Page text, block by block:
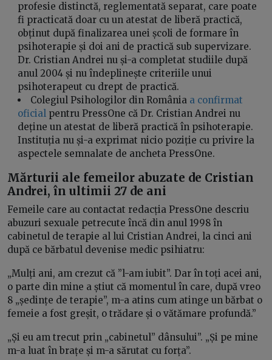
profesie distinctă, reglementată separat, care poate
fi practicată doar cu un atestat de liberă practică,
obținut după finalizarea unei școli de formare în
psihoterapie și doi ani de practică sub supervizare.
Dr. Cristian Andrei nu și-a completat studiile după
anul 2004 și nu îndeplinește criteriile unui
psihoterapeut cu drept de practică.
Colegiul Psihologilor din România a confirmat
oficial pentru PressOne că Dr. Cristian Andrei nu
deține un atestat de liberă practică în psihoterapie.
Instituția nu și-a exprimat nicio poziție cu privire la
aspectele semnalate de ancheta PressOne.
Mărturii ale femeilor abuzate de Cristian
Andrei, în ultimii 27 de ani
Femeile care au contactat redacția PressOne descriu
abuzuri sexuale petrecute încă din anul 1998 în
cabinetul de terapie al lui Cristian Andrei, la cinci ani
după ce bărbatul devenise medic psihiatru:
„Mulți ani, am crezut că ”l-am iubit”. Dar în toți acei ani,
o parte din mine a știut că momentul în care, după vreo
8 „ședințe de terapie”, m-a atins cum atinge un bărbat o
femeie a fost greșit, o trădare și o vătămare profundă.”
„Și eu am trecut prin „cabinetul” dânsului”. „Și pe mine
m-a luat în brațe și m-a sărutat cu forța”.